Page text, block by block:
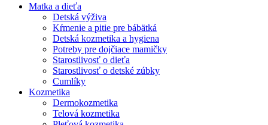
Matka a dieťa
Detská výživa
Kŕmenie a pitie pre bábätká
Detská kozmetika a hygiena
Potreby pre dojčiace mamičky
Starostlivosť o dieťa
Starostlivosť o detské zúbky
Cumlíky
Kozmetika
Dermokozmetika
Telová kozmetika